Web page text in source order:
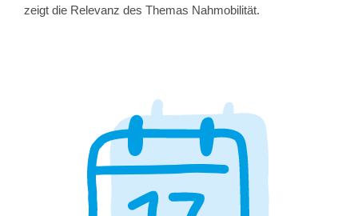
zeigt die Relevanz des Themas Nahmobilität.